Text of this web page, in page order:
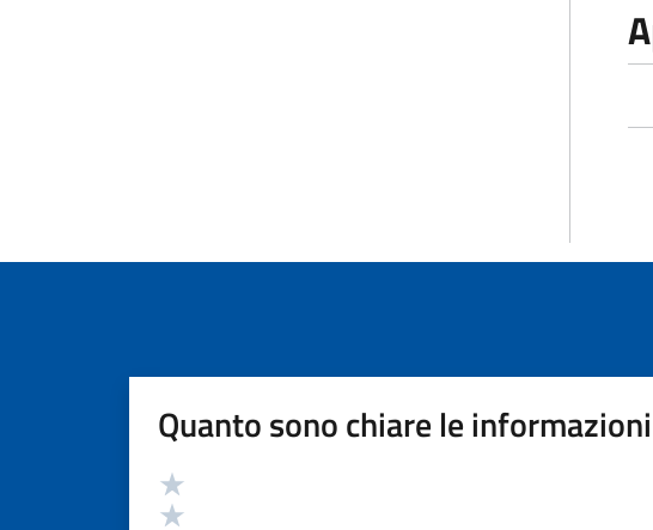
Quanto sono chiare le
Valutazione